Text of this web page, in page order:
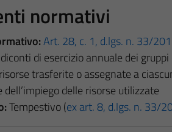
normativi
Art. 28, c. 1, d.lgs. n. 33/
di esercizio annuale dei
trasferite o assegnate a
delle risorse utilizzate
Tempestivo (ex art. 8, d.lgs. n. 33/